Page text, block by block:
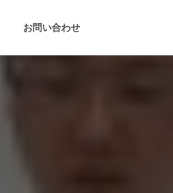
お問い合わせ